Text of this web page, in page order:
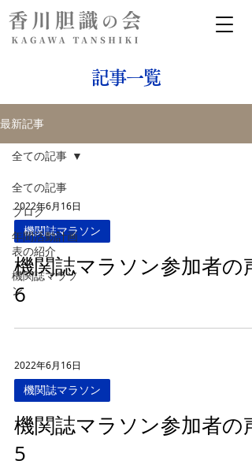
記事一覧
最新記事
全ての記事
ブログ
年間活動計画
表の紹介
機関誌マラソ
ン
全ての記事
2022年6月16日
機関誌マラソン
機関誌マラソン参加者の声
6
2022年6月16日
機関誌マラソン
機関誌マラソン参加者の声
5